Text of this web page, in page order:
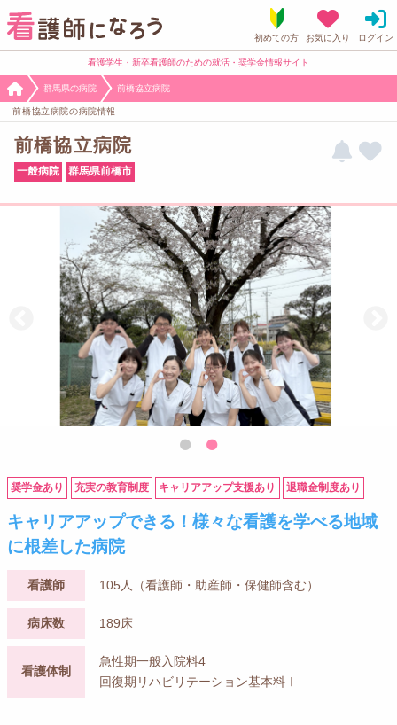
看護学生・新卒看護師のための就活・奨学金情報サイト
群馬県の病院 前橋協立病院
前橋協立病院の病院情報
前橋協立病院
一般病院 群馬県前橋市
奨学金あり 充実の教育制度 キャリアアップ支援あり 退職金制度あり
キャリアアップできる！様々な看護を学べる地域
に根差した病院
看護師 105人（看護師・助産師・保健師含む）
病床数 189床
看護体制
急性期一般入院料4
回復期リハビリテーション基本料Ⅰ